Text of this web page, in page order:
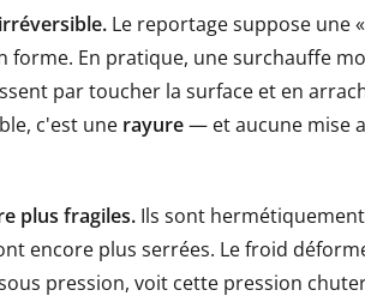
Le reportage suppose une
forme. En pratique, une surchauffe
par toucher la surface et en
c'est une rayure— et aucune mise
plus fragiles. Ils sont
encore plus serrées. Le froid
pression, voit cette pression